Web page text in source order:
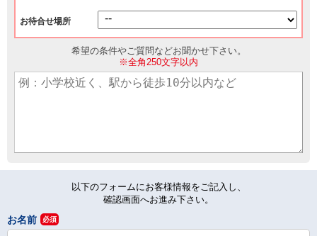
お待合せ場所
希望の条件やご質問などお聞かせ下さい。
※全角250文字以内
以下のフォームにお客様情報をご記入し、
確認画面へお進み下さい。
お名前 必須